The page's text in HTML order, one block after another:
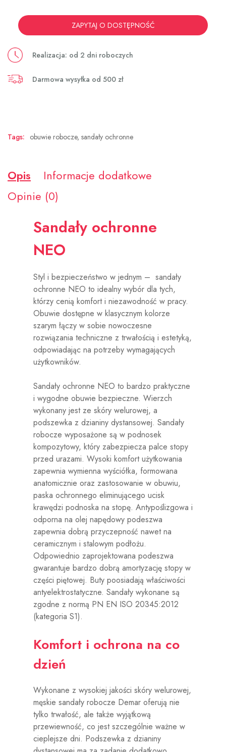
ZAPYTAJ O DOSTĘPNOŚĆ
Realizacja: od 2 dni roboczych
Darmowa wysyłka od 500 zł
Tags: obuwie robocze, sandały ochronne
Opis
Informacje dodatkowe
Opinie (0)
Sandały ochronne
NEO
Styl i bezpieczeństwo w jednym – sandały
ochronne NEO to idealny wybór dla tych,
którzy cenią komfort i niezawodność w pracy.
Obuwie dostępne w klasycznym kolorze
szarym łączy w sobie nowoczesne
rozwiązania techniczne z trwałością i estetyką,
odpowiadając na potrzeby wymagających
użytkowników.
Sandały ochronne NEO to bardzo praktyczne
i wygodne obuwie bezpieczne. Wierzch
wykonany jest ze skóry welurowej, a
podszewka z dzianiny dystansowej. Sandały
robocze wyposażone są w podnosek
kompozytowy, który zabezpiecza palce stopy
przed urazami. Wysoki komfort użytkowania
zapewnia wymienna wyściółka, formowana
anatomicznie oraz zastosowanie w obuwiu,
paska ochronnego eliminującego ucisk
krawędzi podnoska na stopę. Antypoślizgowa i
odporna na olej napędowy podeszwa
zapewnia dobrą przyczepność nawet na
ceramicznym i stalowym podłożu.
Odpowiednio zaprojektowana podeszwa
gwarantuje bardzo dobrą amortyzację stopy w
części piętowej. Buty poosiadają właściwości
antyelektrostatyczne. Sandały wykonane są
zgodne z normą PN EN ISO 20345:2012
(kategoria S1).
Komfort i ochrona na co
dzień
Wykonane z wysokiej jakości skóry welurowej,
męskie sandały robocze Demar oferują nie
tylko trwałość, ale także wyjątkową
przewiewność, co jest szczególnie ważne w
cieplejsze dni. Podszewka z dzianiny